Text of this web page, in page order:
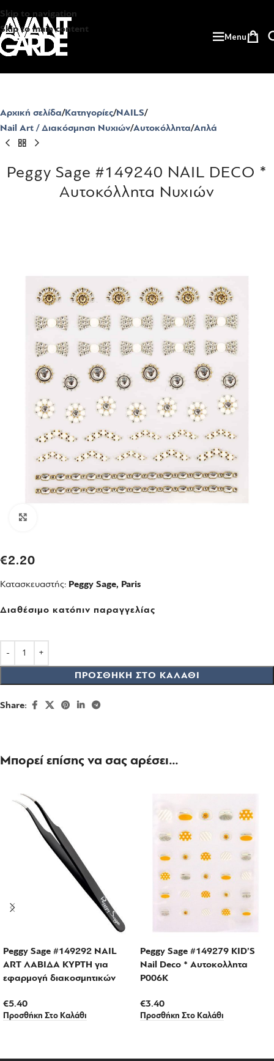
Skip to navigation
Skip to main content
Menu
Αρχική σελίδα Κατηγορίες NAILS
Nail Art / Διακόσμηση Νυχιών Αυτοκόλλητα Απλά
Peggy Sage #149240 NAIL DECO *
Αυτοκόλλητα Νυχιών
€2.20
Κατασκευαστής: Peggy Sage, Paris
Διαθέσιμο κατόπιν παραγγελίας
ΠΡΟΣΘΉΚΗ ΣΤΟ ΚΑΛΆΘΙ
Share:
Μπορεί επίσης να σας αρέσει…
Peggy Sage #149292 NAIL
ART ΛΑΒΙΔΑ ΚΥΡΤΗ για
εφαρμογή διακοσμητικών
€5.40
Προσθήκη Στο Καλάθι
Peggy Sage #149279 KID’S
Nail Deco * Αυτοκολλητα
P006K
€3.40
Προσθήκη Στο Καλάθι